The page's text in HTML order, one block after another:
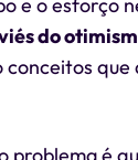
do
conceitos que
problema é